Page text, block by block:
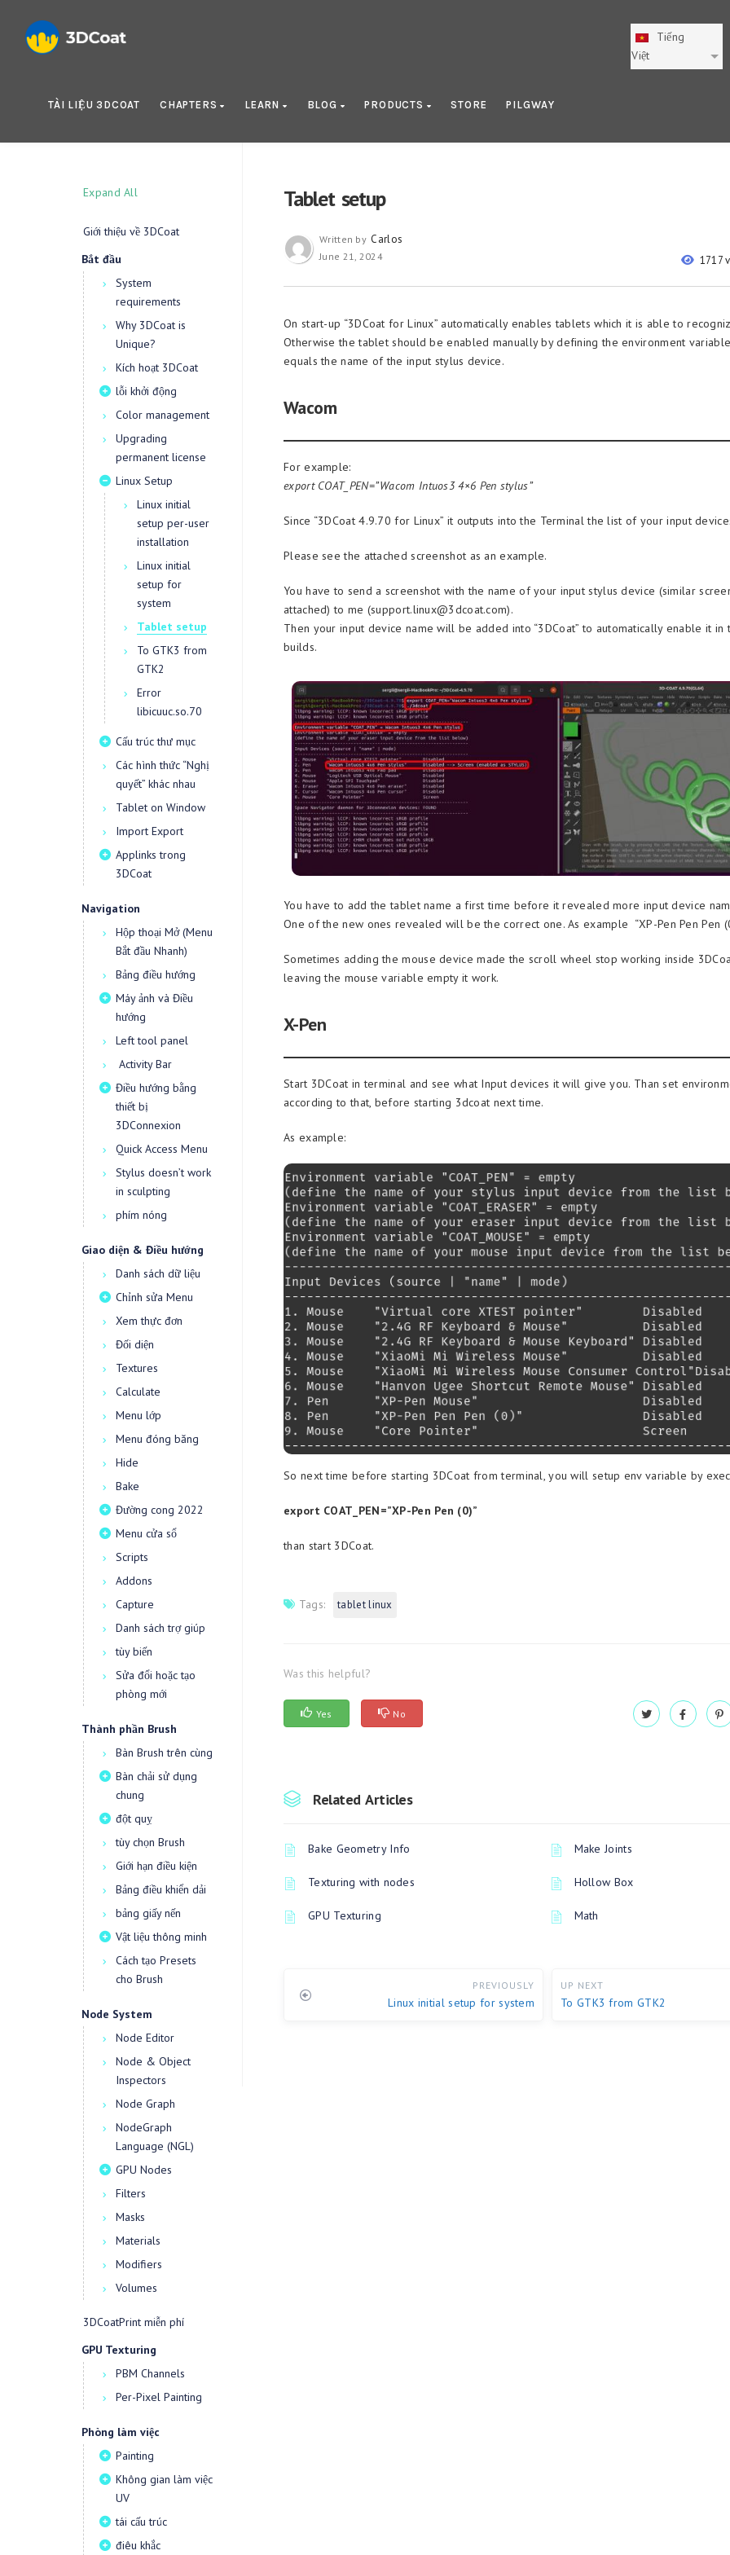
Tiếng
Việt
TÀI LIỆU 3DCOAT CHAPTERS LEARN BLOG PRODUCTS STORE PILGWAY
Expand All
Giới thiệu về 3DCoat
Bắt đầu
System
requirements
Why 3DCoat is
Unique?
Kích hoạt 3DCoat
lỗi khởi động
Color management
Upgrading
permanent license
Linux Setup
Linux initial
setup per-user
installation
Linux initial
setup for
system
Tablet setup
To GTK3 from
GTK2
Error
libicuuc.so.70
Cấu trúc thư mục
Các hình thức “Nghị
quyết” khác nhau
Tablet on Window
Import Export
Applinks trong
3DCoat
Navigation
Hộp thoại Mở (Menu
Bắt đầu Nhanh)
Bảng điều hướng
Máy ảnh và Điều
hướng
Left tool panel
Activity Bar
Điều hướng bằng
thiết bị
3DConnexion
Quick Access Menu
Stylus doesn’t work
in sculpting
phím nóng
Giao diện & Điều hướng
Danh sách dữ liệu
Chỉnh sửa Menu
Xem thực đơn
Đối diện
Textures
Calculate
Menu lớp
Menu đóng băng
Hide
Bake
Đường cong 2022
Menu cửa sổ
Scripts
Addons
Capture
Danh sách trợ giúp
tùy biến
Sửa đổi hoặc tạo
phòng mới
Thành phần Brush
Bàn Brush trên cùng
Bàn chải sử dụng
chung
đột quỵ
tùy chọn Brush
Giới hạn điều kiện
Bảng điều khiển dải
bảng giấy nến
Vật liệu thông minh
Cách tạo Presets
cho Brush
Node System
Node Editor
Node & Object
Inspectors
Node Graph
NodeGraph
Language (NGL)
GPU Nodes
Filters
Masks
Materials
Modifiers
Volumes
3DCoatPrint miễn phí
GPU Texturing
PBM Channels
Per-Pixel Painting
Phòng làm việc
Painting
Không gian làm việc
UV
tái cấu trúc
điêu khắc
Tablet setup
1717
Written by Carlos
June 21, 2024
On start-up “3DCoat for Linux” automatically enables tablets which it is able to
Otherwise the tablet should be enabled manually by defining the environment variable
equals the name of the input stylus device.
Wacom
For example:
export COAT_PEN=”Wacom Intuos3 4×6 Pen stylus”
Since “3DCoat 4.9.70 for Linux” it outputs into the Terminal the list of your input
Please see the attached screenshot as an example.
You have to send a screenshot with the name of your input stylus device (similar
attached) to me (support.linux@3dcoat.com).
Then your input device name will be added into “3DCoat” to automatically enable it in
builds.
You have to add the tablet name a first time before it revealed more input device
One of the new ones revealed will be the correct one. As example “XP-Pen Pen Pen
Sometimes adding the mouse device made the scroll wheel stop working inside
leaving the mouse variable empty it work.
X-Pen
Start 3DCoat in terminal and see what Input devices it will give you. Than set
according to that, before starting 3dcoat next time.
As example:
So next time before starting 3DCoat from terminal, you will setup env variable by
export COAT_PEN=”XP-Pen Pen (0)”
than start 3DCoat.
Tags: tablet linux
Was this helpful?
Yes No
Related Articles
Bake Geometry Info Make Joints
Texturing with nodes Hollow Box
GPU Texturing Math
PREVIOUSLY
Linux initial setup for system
UP NEXT
To GTK3 from GTK2